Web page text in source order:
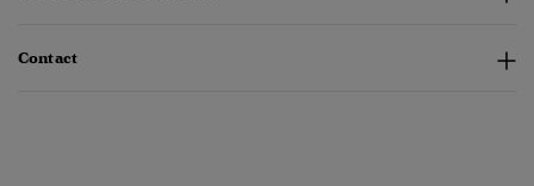
Contact